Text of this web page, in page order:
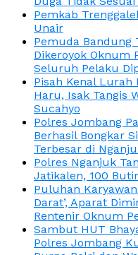
Pemkab
Unair
Pemuda Bandung
Dikeroyok Oknum
Seluruh Pelaku
Pisah Kenal
Haru, Isak Tangis
Sucahyo
Polres Jombang
Berhasil Bongkar
Terbesar di
Polres Nganjuk
Jatikalen, 100
Puluhan
Darat’, Aparat
Rentenir Oknum
Sambut HUT
Polres Jombang